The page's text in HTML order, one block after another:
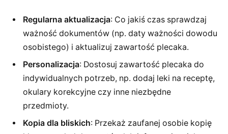
Regularna aktualizacja: Co jakiś czas sprawdzaj
ważność dokumentów (np. daty ważności dowodu
osobistego) i aktualizuj zawartość plecaka.
Personalizacja: Dostosuj zawartość plecaka do
indywidualnych potrzeb, np. dodaj leki na receptę,
okulary korekcyjne czy inne niezbędne
przedmioty.
Kopia dla bliskich: Przekaż zaufanej osobie kopię